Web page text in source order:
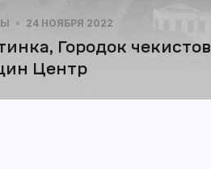
24 НОЯБРЯ 2022
Городок
Центр